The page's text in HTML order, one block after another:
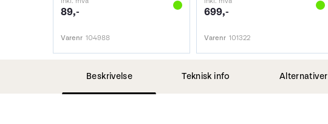
89,-
Varenr 104988
699,-
Varenr 101322
Beskrivelse Teknisk info Alternativer